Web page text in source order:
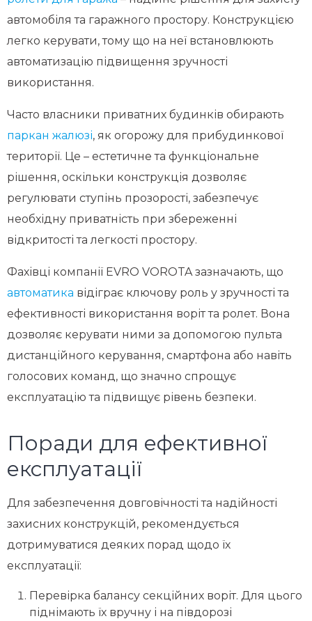
автомобіля та гаражного простору. Конструкцією
легко керувати, тому що на неї встановлюють
автоматизацію підвищення зручності
використання.
Часто власники приватних будинків обирають
паркан жалюзі, як огорожу для прибудинкової
території. Це – естетичне та функціональне
рішення, оскільки конструкція дозволяє
регулювати ступінь прозорості, забезпечує
необхідну приватність при збереженні
відкритості та легкості простору.
Фахівці компанії EVRO VOROTA зазначають, що
автоматика відіграє ключову роль у зручності та
ефективності використання воріт та ролет. Вона
дозволяє керувати ними за допомогою пульта
дистанційного керування, смартфона або навіть
голосових команд, що значно спрощує
експлуатацію та підвищує рівень безпеки.
Поради для ефективної
експлуатації
Для забезпечення довговічності та надійності
захисних конструкцій, рекомендується
дотримуватися деяких порад щодо їх
експлуатації:
Перевірка балансу секційних воріт. Для цього
піднімають їх вручну і на півдорозі